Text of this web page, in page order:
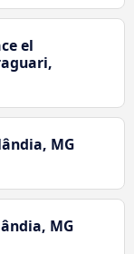
el
MG
MG